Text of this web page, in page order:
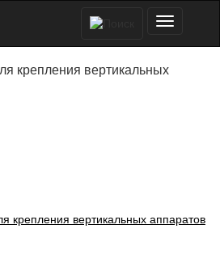
крепления вертикальных